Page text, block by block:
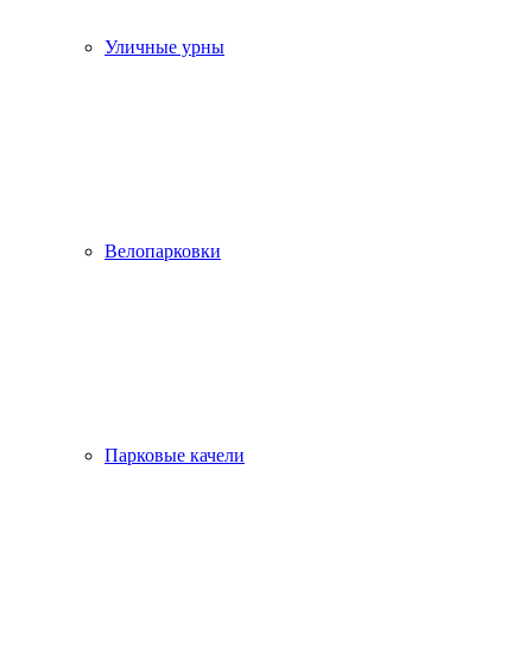
Уличные урны
Велопарковки
Парковые качели